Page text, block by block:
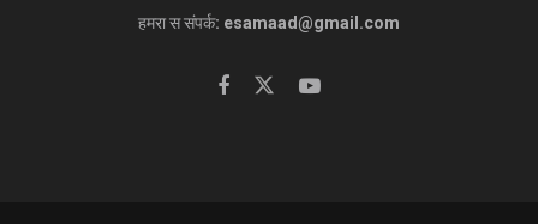
हमरा स संपर्क: esamaad@gmail.com